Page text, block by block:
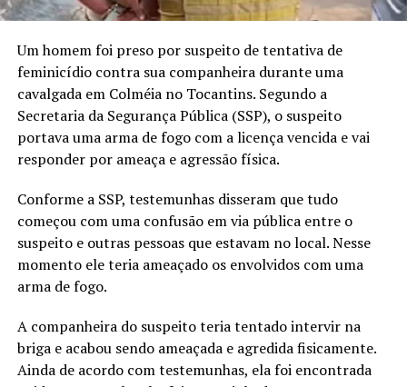
Um homem foi preso por suspeito de tentativa de
feminicídio contra sua companheira durante uma
cavalgada em Colméia no Tocantins. Segundo a
Secretaria da Segurança Pública (SSP), o suspeito
portava uma arma de fogo com a licença vencida e vai
responder por ameaça e agressão física.
Conforme a SSP, testemunhas disseram que tudo
começou com uma confusão em via pública entre o
suspeito e outras pessoas que estavam no local. Nesse
momento ele teria ameaçado os envolvidos com uma
arma de fogo.
A companheira do suspeito teria tentado intervir na
briga e acabou sendo ameaçada e agredida fisicamente.
Ainda de acordo com testemunhas, ela foi encontrada